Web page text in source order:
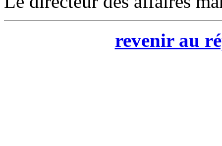
revenir au